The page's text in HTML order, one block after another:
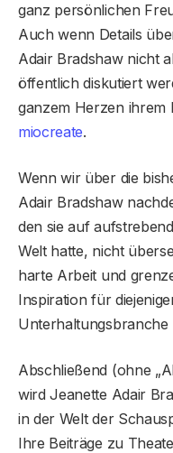
ganz persönlichen
Auch wenn Details
Adair Bradshaw nicht
öffentlich diskutiert
ganzem Herzen
miocreate.
Wenn wir über die
Adair Bradshaw
den sie auf
Welt hatte, nicht
harte Arbeit und
Inspiration für
Abschließend (ohne
wird Jeanette Adair
in der Welt der
Ihre Beiträge zu